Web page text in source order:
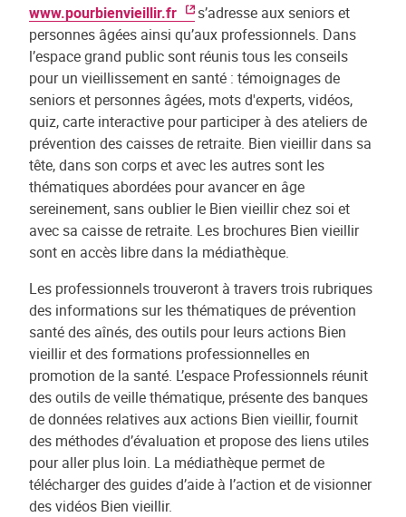
www.pourbienvieillir.fr
s’adresse aux seniors et
personnes âgées ainsi qu’aux professionnels. Dans
l’espace grand public sont réunis tous les conseils
pour un vieillissement en santé : témoignages de
seniors et personnes âgées, mots d'experts, vidéos,
quiz, carte interactive pour participer à des ateliers de
prévention des caisses de retraite. Bien vieillir dans sa
tête, dans son corps et avec les autres sont les
thématiques abordées pour avancer en âge
sereinement, sans oublier le Bien vieillir chez soi et
avec sa caisse de retraite. Les brochures Bien vieillir
sont en accès libre dans la médiathèque.
Les professionnels trouveront à travers trois rubriques
des informations sur les thématiques de prévention
santé des aînés, des outils pour leurs actions Bien
vieillir et des formations professionnelles en
promotion de la santé. L’espace Professionnels réunit
des outils de veille thématique, présente des banques
de données relatives aux actions Bien vieillir, fournit
des méthodes d’évaluation et propose des liens utiles
pour aller plus loin. La médiathèque permet de
télécharger des guides d’aide à l’action et de visionner
des vidéos Bien vieillir.